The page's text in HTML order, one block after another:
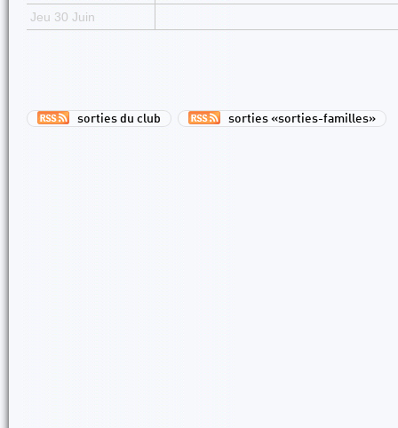
Jeu 30 Juin
sorties du club sorties «sorties-familles»